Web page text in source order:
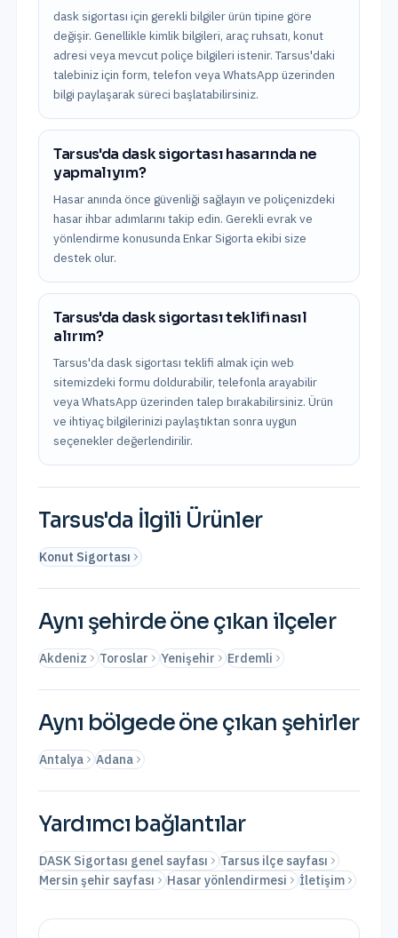
dask sigortası için gerekli bilgiler ürün tipine göre
değişir. Genellikle kimlik bilgileri, araç ruhsatı, konut
adresi veya mevcut poliçe bilgileri istenir. Tarsus'daki
talebiniz için form, telefon veya WhatsApp üzerinden
bilgi paylaşarak süreci başlatabilirsiniz.
Tarsus'da dask sigortası hasarında ne
yapmalıyım?
Hasar anında önce güvenliği sağlayın ve poliçenizdeki
hasar ihbar adımlarını takip edin. Gerekli evrak ve
yönlendirme konusunda Enkar Sigorta ekibi size
destek olur.
Tarsus'da dask sigortası teklifi nasıl
alırım?
Tarsus'da dask sigortası teklifi almak için web
sitemizdeki formu doldurabilir, telefonla arayabilir
veya WhatsApp üzerinden talep bırakabilirsiniz. Ürün
ve ihtiyaç bilgilerinizi paylaştıktan sonra uygun
seçenekler değerlendirilir.
Tarsus'da İlgili Ürünler
Konut Sigortası
Aynı şehirde öne çıkan ilçeler
Akdeniz Toroslar Yenişehir Erdemli
Aynı bölgede öne çıkan şehirler
Antalya Adana
Yardımcı bağlantılar
DASK Sigortası genel sayfası
Tarsus ilçe sayfası
Mersin şehir sayfası
Hasar yönlendirmesi İletişim